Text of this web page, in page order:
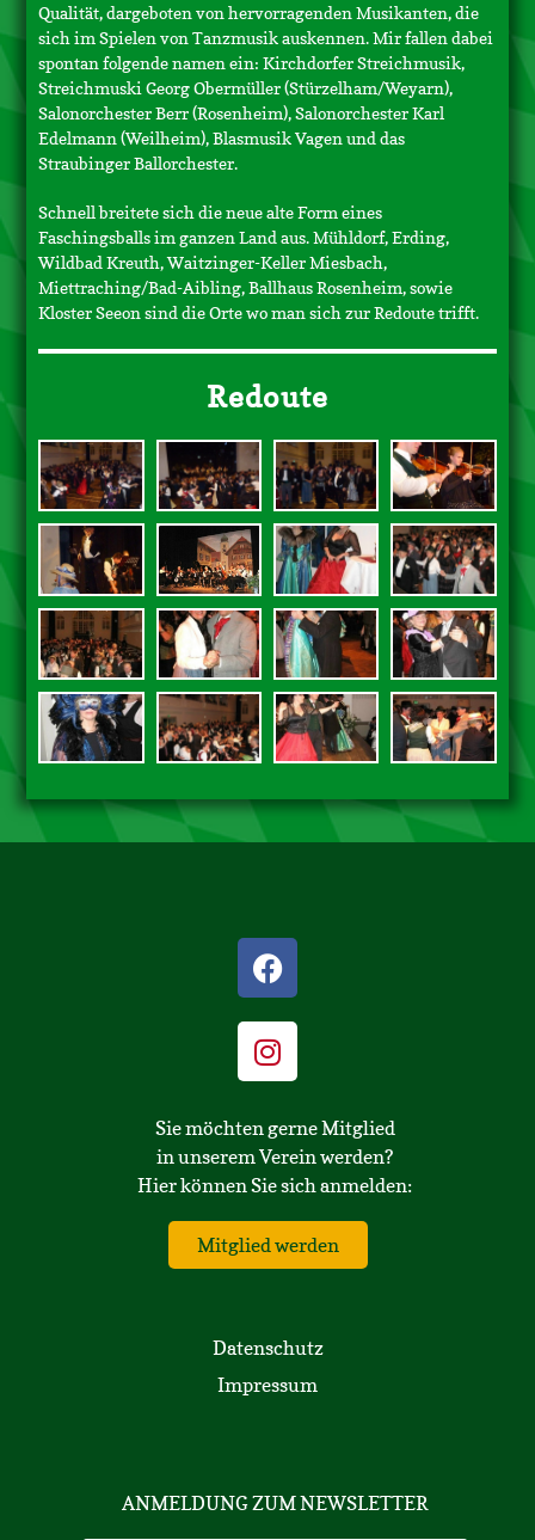
Qualität, dargeboten von hervorragenden Musikanten, die
sich im Spielen von Tanzmusik auskennen. Mir fallen dabei
spontan folgende namen ein: Kirchdorfer Streichmusik,
Streichmuski Georg Obermüller (Stürzelham/Weyarn),
Salonorchester Berr (Rosenheim), Salonorchester Karl
Edelmann (Weilheim), Blasmusik Vagen und das
Straubinger Ballorchester.
Schnell breitete sich die neue alte Form eines
Faschingsballs im ganzen Land aus. Mühldorf, Erding,
Wildbad Kreuth, Waitzinger-Keller Miesbach,
Miettraching/Bad-Aibling, Ballhaus Rosenheim, sowie
Kloster Seeon sind die Orte wo man sich zur Redoute trifft.
Redoute
Sie möchten gerne Mitglied
in unserem Verein werden?
Hier können Sie sich anmelden:
Mitglied werden
Datenschutz
Impressum
ANMELDUNG ZUM NEWSLETTER